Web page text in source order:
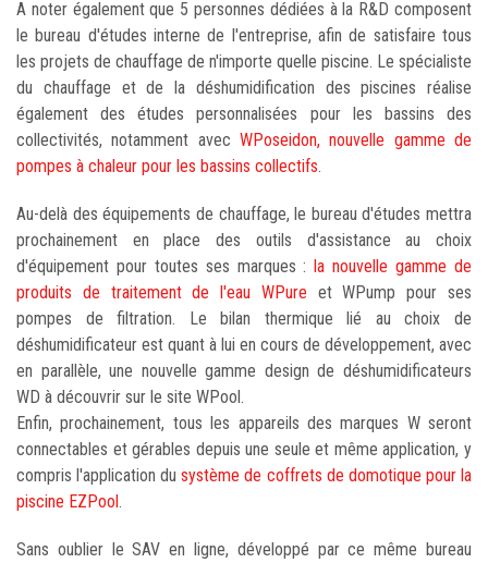
A noter également que 5 personnes dédiées à la R&D composent
le bureau d'études interne de l'entreprise, afin de satisfaire tous
les projets de chauffage de n'importe quelle piscine. Le spécialiste
du chauffage et de la déshumidification des piscines réalise
également des études personnalisées pour les bassins des
collectivités, notamment avec WPoseidon, nouvelle gamme de
pompes à chaleur pour les bassins collectifs
Au-delà des équipements de chauffage, le bureau d'études mettra
prochainement en place des outils d'assistance au choix
d'équipement pour toutes ses marques :la nouvelle gamme de
produits de traitement de l'eau WPure et WPump pour ses
pompes de filtration. Le bilan thermique lié au choix de
déshumidificateur est quant à lui en cours de développement, avec
en parallèle, une nouvelle gamme design de déshumidificateurs
WD à découvrir sur le site WPool.
Enfin, prochainement, tous les appareils des marques W seront
connectables et gérables depuis une seule et même application, y
compris l'application dusystème de coffrets de domotique pour la
piscine EZPool
Sans oublier le SAV en ligne, développé par ce même bureau